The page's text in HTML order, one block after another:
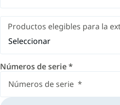
Productos elegibles para la
Seleccionar
Números de serie*